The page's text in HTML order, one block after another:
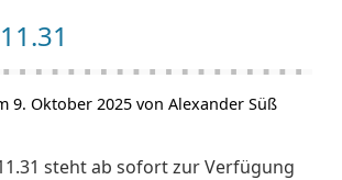
9. Oktober 2025 von Alexander Süß
steht ab sofort zur Verfügung